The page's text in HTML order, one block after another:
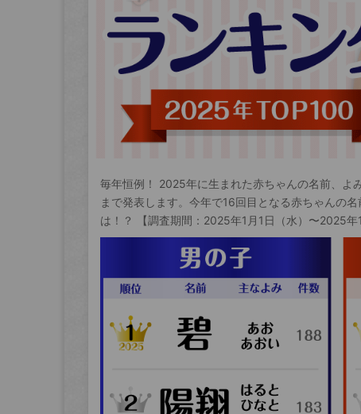
毎年恒例！ 2025年に生まれた赤ちゃんの名前、よ
まで発表します。今年で16回目となる赤ちゃんの
は！？ 【調査期間：2025年1月1日（水）〜2025年